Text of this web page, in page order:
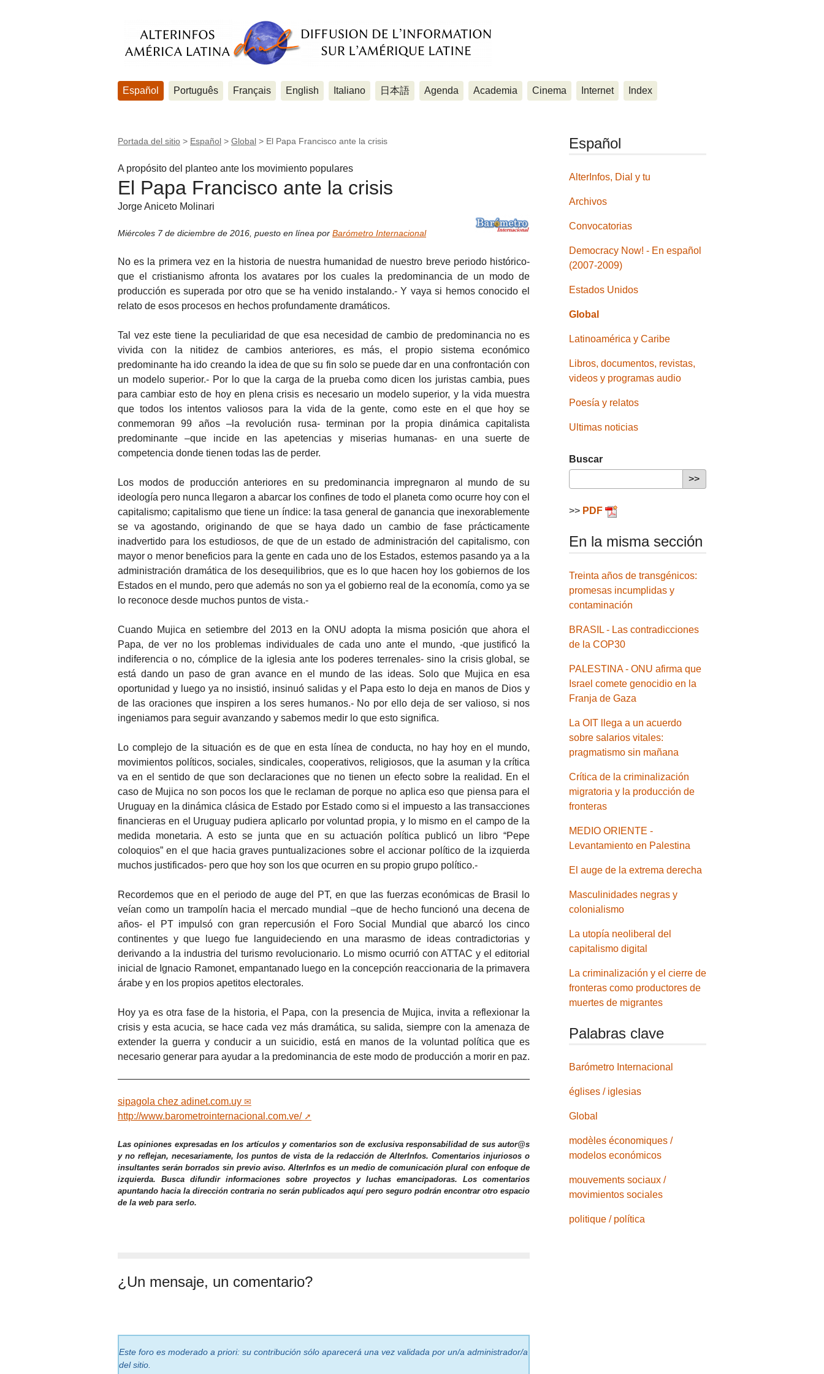
Español Português Français English Italiano 日本語 Agenda Academia Cinema Internet Index
Portada del sitio > Español > Global > El Papa Francisco ante la crisis
A propósito del planteo ante los movimiento populares
El Papa Francisco ante la crisis
Jorge Aniceto Molinari
Miércoles 7 de diciembre de 2016 puesto en línea por Barómetro Internacional
No es la primera vez en la historia de nuestra humanidad de nuestro breve periodo histórico-
que el cristianismo afronta los avatares por los cuales la predominancia de un modo de
producción es superada por otro que se ha venido instalando.- Y vaya si hemos conocido el
relato de esos procesos en hechos profundamente dramáticos.
Tal vez este tiene la peculiaridad de que esa necesidad de cambio de predominancia no es
vivida con la nitidez de cambios anteriores, es más, el propio sistema económico
predominante ha ido creando la idea de que su fin solo se puede dar en una confrontación con
un modelo superior.- Por lo que la carga de la prueba como dicen los juristas cambia, pues
para cambiar esto de hoy en plena crisis es necesario un modelo superior, y la vida muestra
que todos los intentos valiosos para la vida de la gente, como este en el que hoy se
conmemoran 99 años –la revolución rusa- terminan por la propia dinámica capitalista
predominante –que incide en las apetencias y miserias humanas- en una suerte de
competencia donde tienen todas las de perder.
Los modos de producción anteriores en su predominancia impregnaron al mundo de su
ideología pero nunca llegaron a abarcar los confines de todo el planeta como ocurre hoy con el
capitalismo; capitalismo que tiene un índice: la tasa general de ganancia que inexorablemente
se va agostando, originando de que se haya dado un cambio de fase prácticamente
inadvertido para los estudiosos, de que de un estado de administración del capitalismo, con
mayor o menor beneficios para la gente en cada uno de los Estados, estemos pasando ya a la
administración dramática de los desequilibrios, que es lo que hacen hoy los gobiernos de los
Estados en el mundo, pero que además no son ya el gobierno real de la economía, como ya se
lo reconoce desde muchos puntos de vista.-
Cuando Mujica en setiembre del 2013 en la ONU adopta la misma posición que ahora el
Papa, de ver no los problemas individuales de cada uno ante el mundo, -que justificó la
indiferencia o no, cómplice de la iglesia ante los poderes terrenales- sino la crisis global, se
está dando un paso de gran avance en el mundo de las ideas. Solo que Mujica en esa
oportunidad y luego ya no insistió, insinuó salidas y el Papa esto lo deja en manos de Dios y
de las oraciones que inspiren a los seres humanos.- No por ello deja de ser valioso, si nos
ingeniamos para seguir avanzando y sabemos medir lo que esto significa.
Lo complejo de la situación es de que en esta línea de conducta, no hay hoy en el mundo,
movimientos políticos, sociales, sindicales, cooperativos, religiosos, que la asuman y la crítica
va en el sentido de que son declaraciones que no tienen un efecto sobre la realidad. En el
caso de Mujica no son pocos los que le reclaman de porque no aplica eso que piensa para el
Uruguay en la dinámica clásica de Estado por Estado como si el impuesto a las transacciones
financieras en el Uruguay pudiera aplicarlo por voluntad propia, y lo mismo en el campo de la
medida monetaria. A esto se junta que en su actuación política publicó un libro “Pepe
coloquios” en el que hacia graves puntualizaciones sobre el accionar político de la izquierda
muchos justificados- pero que hoy son los que ocurren en su propio grupo político.-
Recordemos que en el periodo de auge del PT, en que las fuerzas económicas de Brasil lo
veían como un trampolín hacia el mercado mundial –que de hecho funcionó una decena de
años- el PT impulsó con gran repercusión el Foro Social Mundial que abarcó los cinco
continentes y que luego fue languideciendo en una marasmo de ideas contradictorias y
derivando a la industria del turismo revolucionario. Lo mismo ocurrió con ATTAC y el editorial
inicial de Ignacio Ramonet, empantanado luego en la concepción reaccionaria de la primavera
árabe y en los propios apetitos electorales.
Hoy ya es otra fase de la historia, el Papa, con la presencia de Mujica, invita a reflexionar la
crisis y esta acucia, se hace cada vez más dramática, su salida, siempre con la amenaza de
extender la guerra y conducir a un suicidio, está en manos de la voluntad política que es
necesario generar para ayudar a la predominancia de este modo de producción a morir en paz.
sipagola chez adinet.com.uy
http://www.barometrointernacional.com.ve/
Las opiniones expresadas en los artículos y comentarios son de exclusiva responsabilidad de sus autor@s
y no reflejan, necesariamente, los puntos de vista de la redacción de AlterInfos. Comentarios injuriosos o
insultantes serán borrados sin previo aviso. AlterInfos es un medio de comunicación plural con enfoque de
izquierda. Busca difundir informaciones sobre proyectos y luchas emancipadoras. Los comentarios
apuntando hacia la dirección contraria no serán publicados aquí pero seguro podrán encontrar otro espacio
de la web para serlo.
¿Un mensaje, un comentario?
Este foro es moderado a priori: su contribución sólo aparecerá una vez validada por un/a administrador/a
del sitio.
Español
AlterInfos, Dial y tu
Archivos
Convocatorias
Democracy Now! - En español
(2007-2009)
Estados Unidos
Global
Latinoamérica y Caribe
Libros, documentos, revistas,
videos y programas audio
Poesía y relatos
Ultimas noticias
Buscar
>> PDF
En la misma sección
Treinta años de transgénicos:
promesas incumplidas y
contaminación
BRASIL - Las contradicciones
de la COP30
PALESTINA - ONU afirma que
Israel comete genocidio en la
Franja de Gaza
La OIT llega a un acuerdo
sobre salarios vitales:
pragmatismo sin mañana
Crítica de la criminalización
migratoria y la producción de
fronteras
MEDIO ORIENTE -
Levantamiento en Palestina
El auge de la extrema derecha
Masculinidades negras y
colonialismo
La utopía neoliberal del
capitalismo digital
La criminalización y el cierre de
fronteras como productores de
muertes de migrantes
Palabras clave
Barómetro Internacional
églises / iglesias
Global
modèles économiques /
modelos económicos
mouvements sociaux /
movimientos sociales
politique / política